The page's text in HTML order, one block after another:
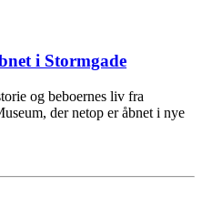
i Stormgade
og beboernes liv fra
der netop er åbnet i nye